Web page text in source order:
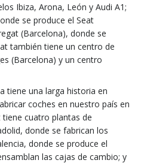
Ibiza, Arona, León y Audi A1;
se produce el Seat
(Barcelona), donde se
también tiene un centro de
(Barcelona) y un centro
tiene una larga historia en
coches en nuestro país en
tiene cuatro plantas de
donde se fabrican los
donde se produce el
las cajas de cambio; y